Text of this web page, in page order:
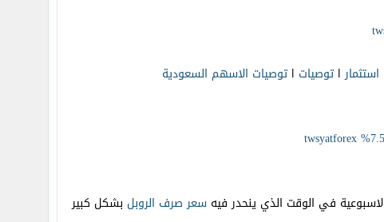
استثمارl توصيات l توصيات الاسهم السعودية
سعر صرف الروبل بشكل كبير